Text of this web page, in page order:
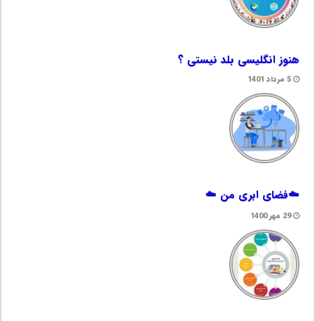
هنوز انگلیسی بلد نیستی ؟
5 مرداد 1401
☁️فضای ابری من ☁️
29 مهر 1400